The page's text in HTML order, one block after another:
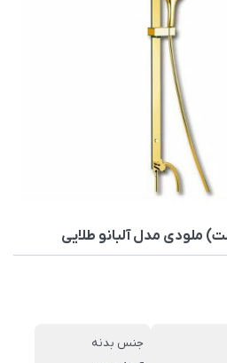
ملودی مدل آلبانو طلایی
جنس بدنه